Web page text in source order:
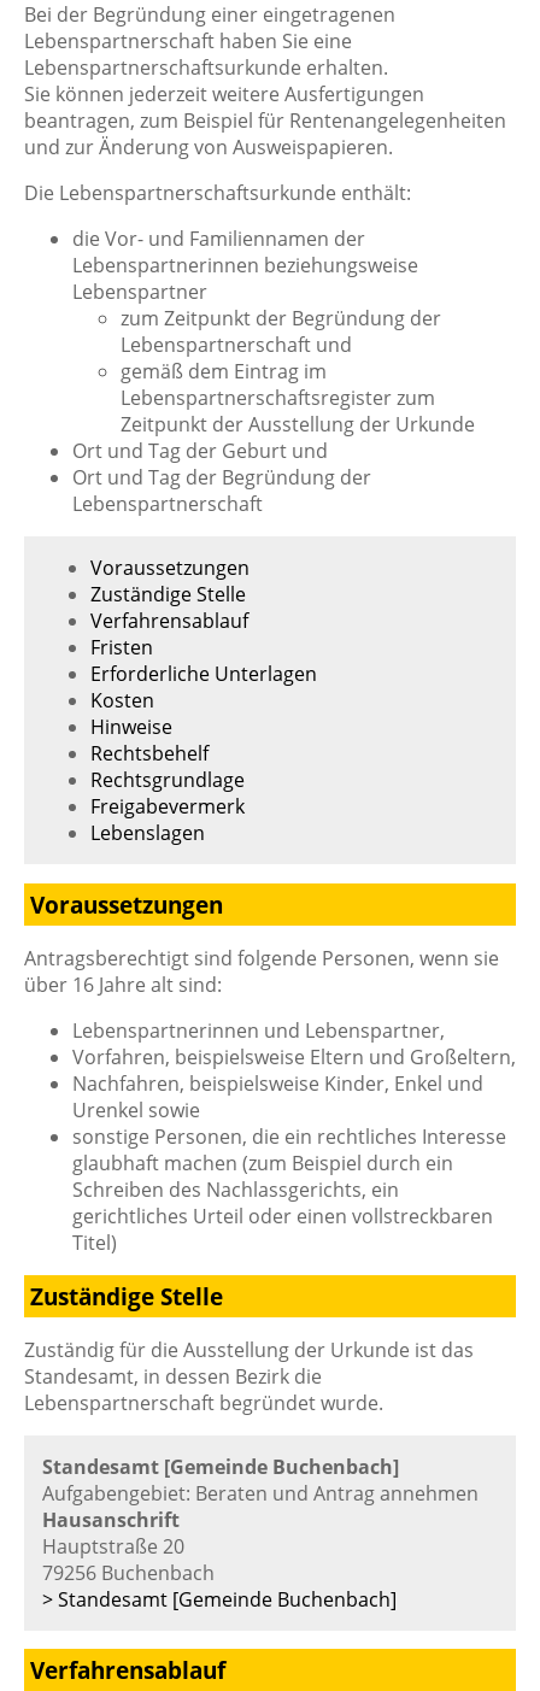
Bei der Begründung einer eingetragenen
Lebenspartnerschaft haben Sie eine
Lebenspartnerschaftsurkunde erhalten.
Sie können jederzeit weitere Ausfertigungen
beantragen, zum Beispiel für Rentenangelegenheiten
und zur Änderung von Ausweispapieren.
Die Lebenspartnerschaftsurkunde enthält:
die Vor- und Familiennamen der
Lebenspartnerinnen beziehungsweise
Lebenspartner
zum Zeitpunkt der Begründung der
Lebenspartnerschaft und
gemäß dem Eintrag im
Lebenspartnerschaftsregister zum
Zeitpunkt der Ausstellung der Urkunde
Ort und Tag der Geburt und
Ort und Tag der Begründung der
Lebenspartnerschaft
Voraussetzungen
Zuständige Stelle
Verfahrensablauf
Fristen
Erforderliche Unterlagen
Kosten
Hinweise
Rechtsbehelf
Rechtsgrundlage
Freigabevermerk
Lebenslagen
Voraussetzungen
Antragsberechtigt sind folgende Personen, wenn sie
über 16 Jahre alt sind:
Lebenspartnerinnen und Lebenspartner,
Vorfahren, beispielsweise Eltern und Großeltern,
Nachfahren, beispielsweise Kinder, Enkel und
Urenkel sowie
sonstige Personen, die ein rechtliches Interesse
glaubhaft machen (zum Beispiel durch ein
Schreiben des Nachlassgerichts, ein
gerichtliches Urteil oder einen vollstreckbaren
Titel)
Zuständige Stelle
Zuständig für die Ausstellung der Urkunde ist das
Standesamt, in dessen Bezirk die
Lebenspartnerschaft begründet wurde.
Standesamt [Gemeinde Buchenbach]
Aufgabengebiet: Beraten und Antrag annehmen
Hausanschrift
Hauptstraße 20
79256 Buchenbach
> Standesamt [Gemeinde Buchenbach]
Verfahrensablauf